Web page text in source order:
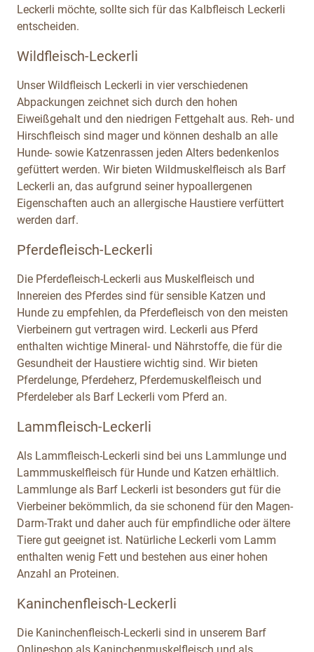
Leckerli möchte, sollte sich für das Kalbfleisch Leckerli
entscheiden.
Wildfleisch-Leckerli
Unser Wildfleisch Leckerli in vier verschiedenen
Abpackungen zeichnet sich durch den hohen
Eiweißgehalt und den niedrigen Fettgehalt aus. Reh- und
Hirschfleisch sind mager und können deshalb an alle
Hunde- sowie Katzenrassen jeden Alters bedenkenlos
gefüttert werden. Wir bieten Wildmuskelfleisch als Barf
Leckerli an, das aufgrund seiner hypoallergenen
Eigenschaften auch an allergische Haustiere verfüttert
werden darf.
Pferdefleisch-Leckerli
Die Pferdefleisch-Leckerli aus Muskelfleisch und
Innereien des Pferdes sind für sensible Katzen und
Hunde zu empfehlen, da Pferdefleisch von den meisten
Vierbeinern gut vertragen wird. Leckerli aus Pferd
enthalten wichtige Mineral- und Nährstoffe, die für die
Gesundheit der Haustiere wichtig sind. Wir bieten
Pferdelunge, Pferdeherz, Pferdemuskelfleisch und
Pferdeleber als Barf Leckerli vom Pferd an.
Lammfleisch-Leckerli
Als Lammfleisch-Leckerli sind bei uns Lammlunge und
Lammmuskelfleisch für Hunde und Katzen erhältlich.
Lammlunge als Barf Leckerli ist besonders gut für die
Vierbeiner bekömmlich, da sie schonend für den Magen-
Darm-Trakt und daher auch für empfindliche oder ältere
Tiere gut geeignet ist. Natürliche Leckerli vom Lamm
enthalten wenig Fett und bestehen aus einer hohen
Anzahl an Proteinen.
Kaninchenfleisch-Leckerli
Die Kaninchenfleisch-Leckerli sind in unserem Barf
Onlineshop als Kaninchenmuskelfleisch und als